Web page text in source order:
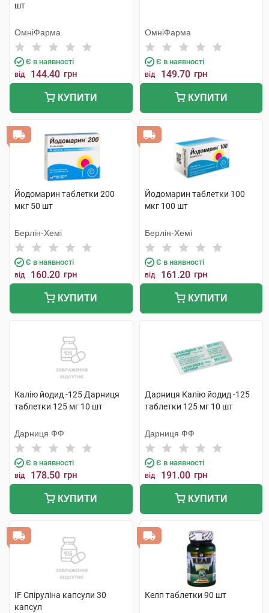
шт
ОмніФарма
Є в наявності
від 144.40 грн
КУПИТИ
ОмніФарма
Є в наявності
від 149.70 грн
КУПИТИ
Йодомарин таблетки 200
мкг 50 шт
Берлін-Хемі
Є в наявності
від 160.20 грн
КУПИТИ
Йодомарин таблетки 100
мкг 100 шт
Берлін-Хемі
Є в наявності
від 161.20 грн
КУПИТИ
Калію йодид -125 Дарниця
таблетки 125 мг 10 шт
Дарниця ФФ
Є в наявності
від 178.50 грн
КУПИТИ
Дарниця Калію йодид -125
таблетки 125 мг 10 шт
Дарниця ФФ
Є в наявності
від 191.00 грн
КУПИТИ
IF Спіруліна капсули 30
капсул
Келп таблетки 90 шт